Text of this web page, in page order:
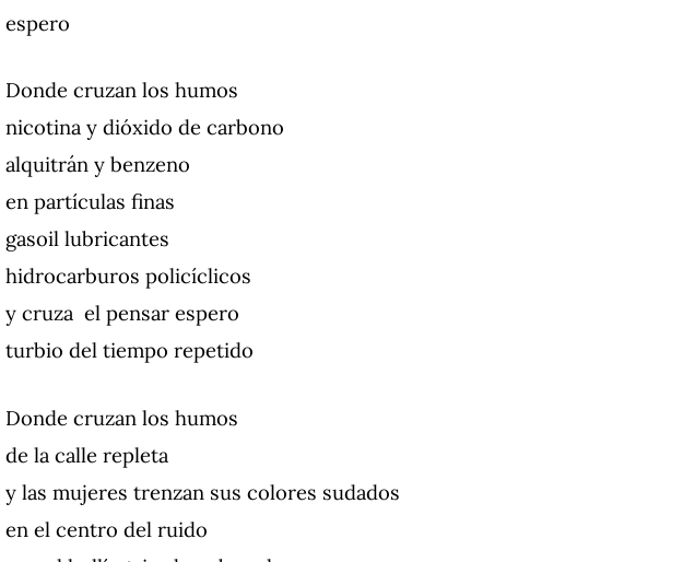
espero
Donde cruzan los humos
nicotina y dióxido de carbono
alquitrán y benzeno
en partículas finas
gasoil lubricantes
hidrocarburos policíclicos
y cruza el pensar espero
turbio del tiempo repetido
Donde cruzan los humos
de la calle repleta
y las mujeres trenzan sus colores sudados
en el centro del ruido